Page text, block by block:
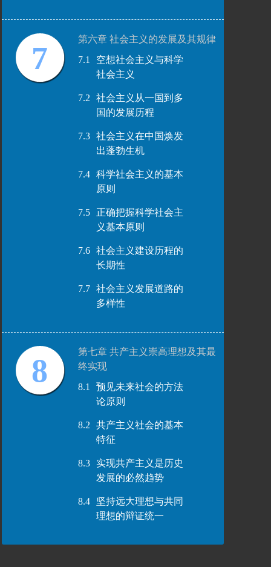
7
第六章 社会主义的发展及其规律
7.1
空想社会主义与科学
社会主义
7.2
社会主义从一国到多
国的发展历程
7.3
社会主义在中国焕发
出蓬勃生机
7.4
科学社会主义的基本
原则
7.5
正确把握科学社会主
义基本原则
7.6
社会主义建设历程的
长期性
7.7
社会主义发展道路的
多样性
8
第七章 共产主义崇高理想及其最
终实现
8.1
预见未来社会的方法
论原则
8.2
共产主义社会的基本
特征
8.3
实现共产主义是历史
发展的必然趋势
8.4
坚持远大理想与共同
理想的辩证统一